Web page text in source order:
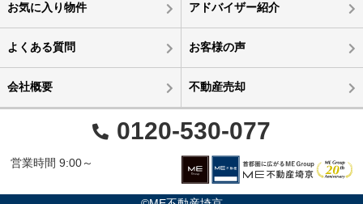
お気に入り物件 アドバイザー紹介
よくある質問 お客様の声
会社概要 不動産売却
0120-530-077
営業時間 9:00～